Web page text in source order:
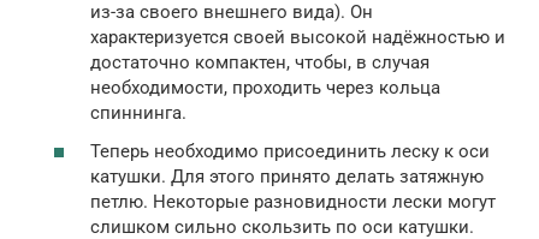
из-за своего внешнего вида). Он
характеризуется своей высокой надёжностью и
достаточно компактен, чтобы, в случая
необходимости, проходить через кольца
спиннинга.
Теперь необходимо присоединить леску к оси
катушки. Для этого принято делать затяжную
петлю. Некоторые разновидности лески могут
слишком сильно скользить по оси катушки.